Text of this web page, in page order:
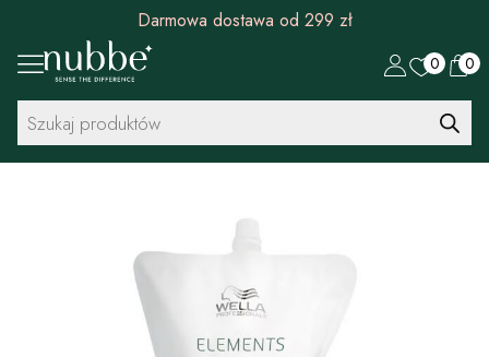
Darmowa dostawa od 299 zł
0 0
Wyszukiwarka
produktów